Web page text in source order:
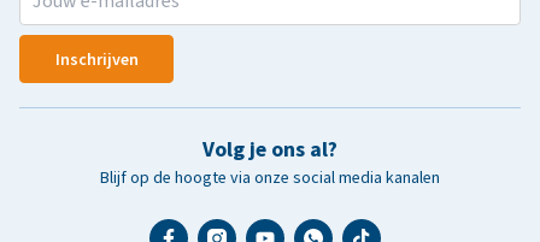
Inschrijven
Volg je ons al?
Blijf op de hoogte via onze social media kanalen